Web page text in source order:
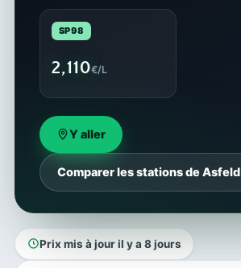
SP98
2,110€/L
Y aller
Comparer les stations de Asfeld
Prix mis à jour il y a 8 jours